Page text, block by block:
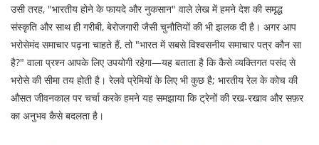
उसी तरह, "भारतीय होने के फायदे और नुकसान" वाले लेख में हमने देश की समृद्ध
संस्कृति और साथ ही गरीबी, बेरोजगारी जैसी चुनौतियों की भी झलक दी है। अगर आप
भरोसेमंद समाचार पढ़ना चाहते हैं, तो "भारत में सबसे विश्वसनीय समाचार पत्र कौन सा
है?" वाला प्रश्न आपके लिए उपयोगी रहेगा—यह बताता है कि कैसे व्यक्तिगत पसंद से
भरोसे की सीमा तय होती है। रेलवे प्रेमियों के लिए भी कुछ है; भारतीय रेल के कोच की
औसत जीवनकाल पर चर्चा करके हमने यह समझाया कि ट्रेनों की रख‑रखाव और सफ़र
का अनुभव कैसे बदलता है।